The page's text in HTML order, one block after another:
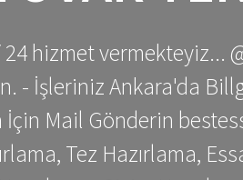
hizmet vermekteyiz...
- İşleriniz Ankara'da
İçin Mail Gönderin
Tez Hazırlama,